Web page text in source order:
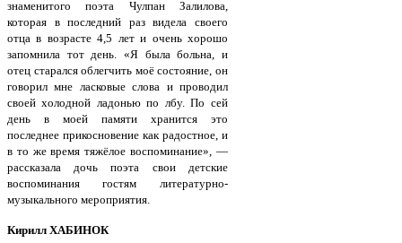
знаменитого поэта Чулпан Залилова,
которая в последний раз видела своего
отца в возрасте 4,5 лет и очень хорошо
запомнила тот день. «Я была больна, и
отец старался облегчить моё состояние, он
говорил мне ласковые слова и проводил
своей холодной ладонью по лбу. По сей
день в моей памяти хранится это
последнее прикосновение как радостное, и
в то же время тяжёлое воспоминание», —
рассказала дочь поэта свои детские
воспоминания гостям литературно-
музыкального мероприятия.
Кирилл ХАБИНОК